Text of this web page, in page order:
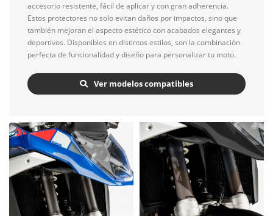
accesorio resistente, fácil de aplicar y con gran adherencia.
Estos protectores no solo evitan daños por impactos, sino que
también mejoran el aspecto estético con acabados elegantes y
deportivos. Disponibles en distintos estilos, son la combinación
perfecta de funcionalidad y diseño para personalizar tu moto.
Ver modelos compatibles